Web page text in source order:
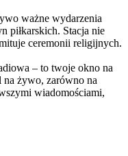
ważne wydarzenia
piłkarskich. Stacja nie
ceremonii religijnych.
– to twoje okno na
na żywo, zarówno na
wiadomościami,